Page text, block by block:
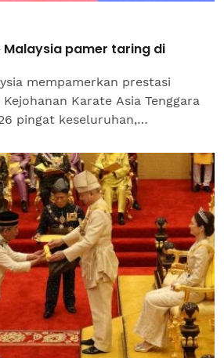
pamer taring di
mempamerkan prestasi
Karate Asia Tenggara
pingat keseluruhan,
di...